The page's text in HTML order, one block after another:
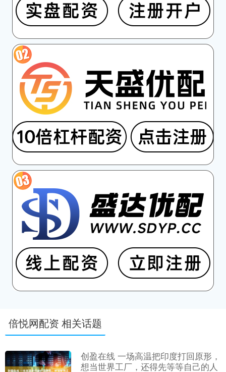
倍悦网配资 相关话题
创盈在线 一场高温把印度打回原形，
想当世界工厂，还得先等等自己的人